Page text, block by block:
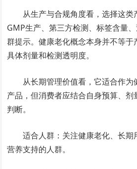
从生产与合规角度看，选择这类
GMP生产、第三方检测、标签含量
群提示。健康老化概念本身并不等于
具体剂量和检测透明度。
从长期管理价值看，它适合作
产品，但消费者应结合自身预算、
判断。
适合人群：关注健康老化、长
营养支持的人群。